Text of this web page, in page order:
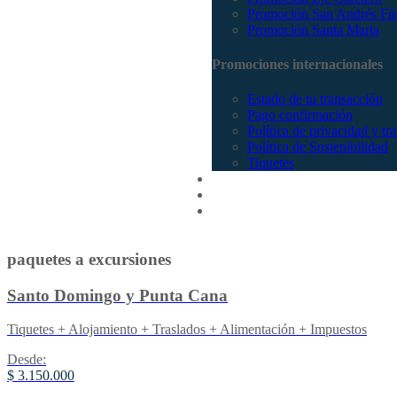
Promoción San Andrés
Promoción Santa Marta
Promociones internacionales
Estado de tu transacción
Pago confirmación
Política de privacidad y
Política de Sostenibilidad
Tiquetes
paquetes a excursiones
Santo Domingo y Punta Cana
Tiquetes + Alojamiento + Traslados + Alimentación + Impuestos
Desde:
$ 3.150.000